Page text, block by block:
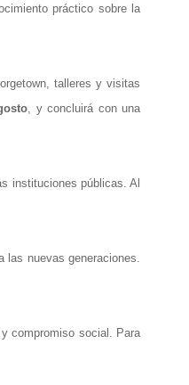
práctico sobre la
talleres y visitas
, y concluirá con una
instituciones públicas. Al
nuevas generaciones.
compromiso social. Para